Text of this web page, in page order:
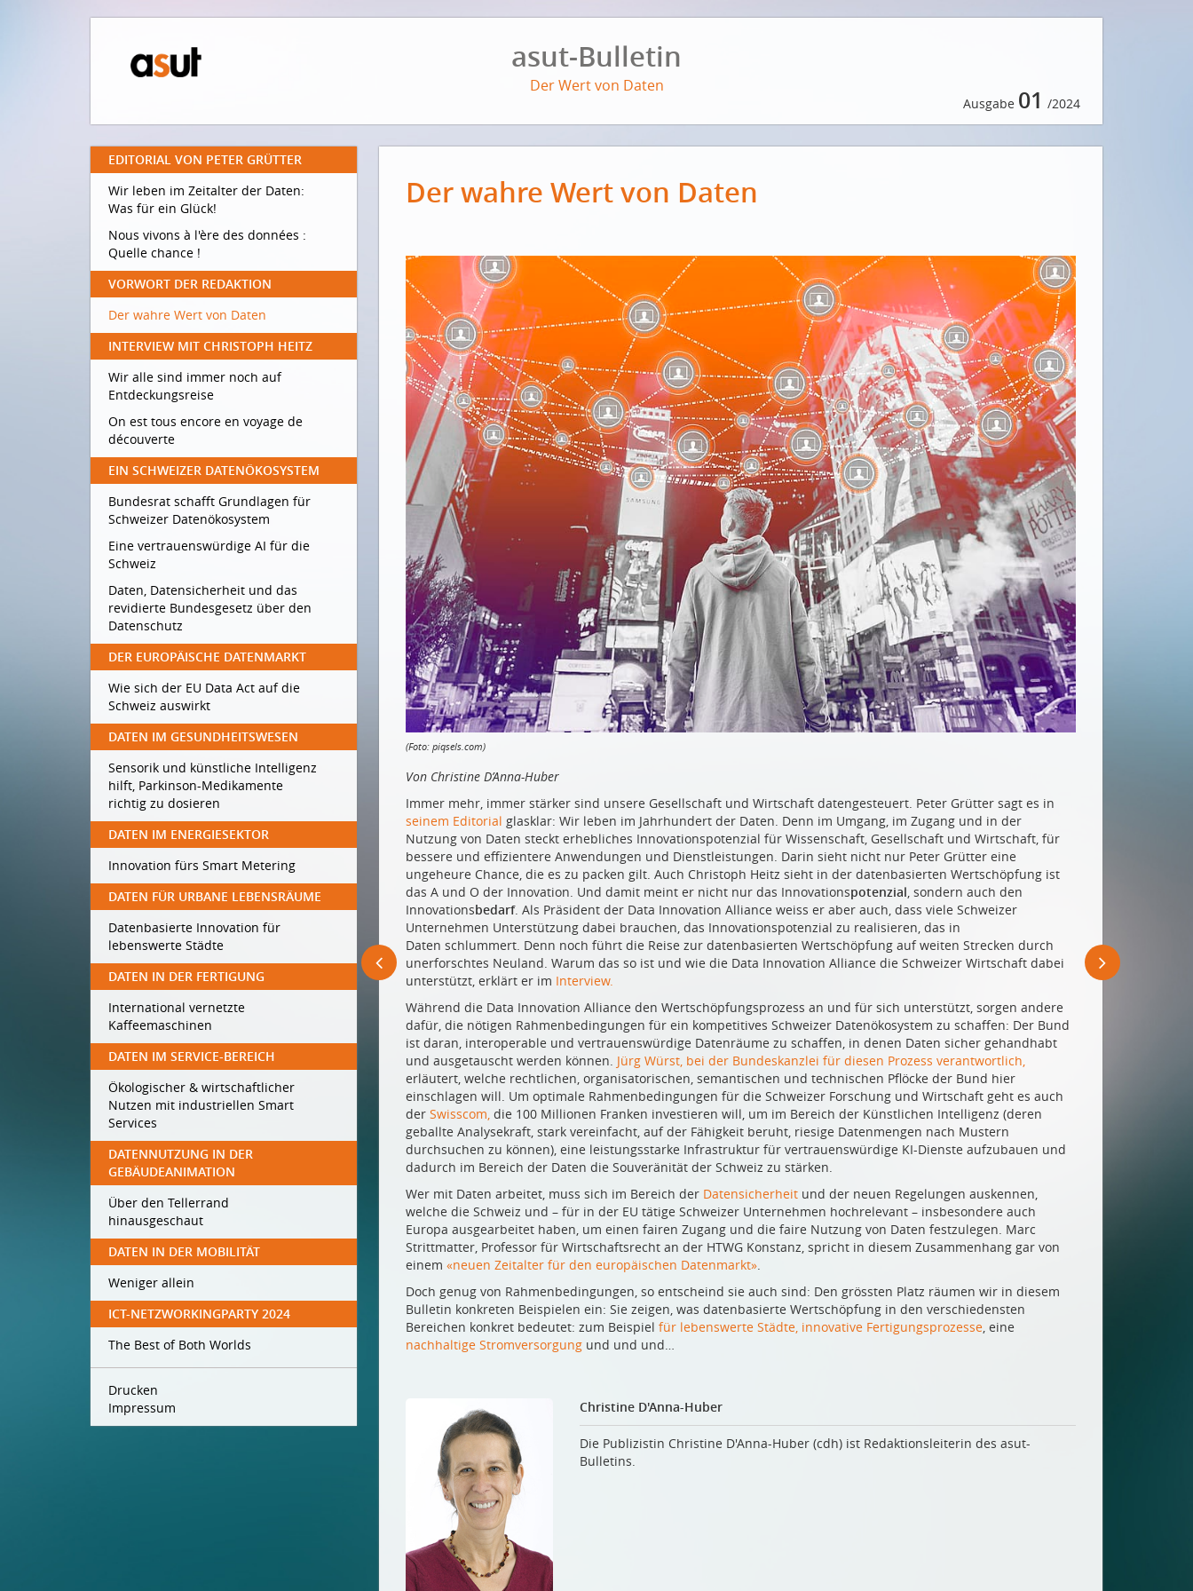
asut-Bulletin
Der Wert von Daten
Ausgabe 01 /2024
EDITORIAL VON PETER GRÜTTER
Wir leben im Zeitalter der Daten:
Was für ein Glück!
Nous vivons à l'ère des données :
Quelle chance !
VORWORT DER REDAKTION
Der wahre Wert von Daten
INTERVIEW MIT CHRISTOPH HEITZ
Wir alle sind immer noch auf
Entdeckungsreise
On est tous encore en voyage de
découverte
EIN SCHWEIZER DATENÖKOSYSTEM
Bundesrat schafft Grundlagen für
Schweizer Datenökosystem
Eine vertrauenswürdige AI für die
Schweiz
Daten, Datensicherheit und das
revidierte Bundesgesetz über den
Datenschutz
DER EUROPÄISCHE DATENMARKT
Wie sich der EU Data Act auf die
Schweiz auswirkt
DATEN IM GESUNDHEITSWESEN
Sensorik und künstliche Intelligenz
hilft, Parkinson-Medikamente
richtig zu dosieren
DATEN IM ENERGIESEKTOR
Innovation fürs Smart Metering
DATEN FÜR URBANE LEBENSRÄUME
Datenbasierte Innovation für
lebenswerte Städte
DATEN IN DER FERTIGUNG
International vernetzte
Kaffeemaschinen
DATEN IM SERVICE-BEREICH
Ökologischer & wirtschaftlicher
Nutzen mit industriellen Smart
Services
DATENNUTZUNG IN DER
GEBÄUDEANIMATION
Über den Tellerrand
hinausgeschaut
DATEN IN DER MOBILITÄT
Weniger allein
ICT-NETZWORKINGPARTY 2024
The Best of Both Worlds
Drucken
Impressum
Der wahre Wert von Daten
(Foto: piqsels.com)
Von Christine D’Anna-Huber
Immer mehr, immer stärker sind unsere Gesellschaft und Wirtschaft datengesteuert. Peter Grütter sagt es in
seinem Editorial glasklar: Wir leben im Jahrhundert der Daten. Denn im Umgang, im Zugang und in der
Nutzung von Daten steckt erhebliches Innovationspotenzial für Wissenschaft, Gesellschaft und Wirtschaft, für
bessere und effizientere Anwendungen und Dienstleistungen. Darin sieht nicht nur Peter Grütter eine
ungeheure Chance, die es zu packen gilt. Auch Christoph Heitz sieht in der datenbasierten Wertschöpfung ist
das A und O der Innovation. Und damit meint er nicht nur das Innovationspotenzial , sondern auch den
Innovationsbedarf. Als Präsident der Data Innovation Alliance weiss er aber auch, dass viele Schweizer
Unternehmen Unterstützung dabei brauchen, das Innovationspotenzial zu realisieren, das in
Daten schlummert. Denn noch führt die Reise zur datenbasierten Wertschöpfung auf weiten Strecken durch
unerforschtes Neuland. Warum das so ist und wie die Data Innovation Alliance die Schweizer Wirtschaft dabei
unterstützt, erklärt er im Interview.
Während die Data Innovation Alliance den Wertschöpfungsprozess an und für sich unterstützt, sorgen andere
dafür, die nötigen Rahmenbedingungen für ein kompetitives Schweizer Datenökosystem zu schaffen: Der Bund
ist daran, interoperable und vertrauenswürdige Datenräume zu schaffen, in denen Daten sicher gehandhabt
und ausgetauscht werden können. Jürg Würst, bei der Bundeskanzlei für diesen Prozess verantwortlich,
erläutert, welche rechtlichen, organisatorischen, semantischen und technischen Pflöcke der Bund hier
einschlagen will. Um optimale Rahmenbedingungen für die Schweizer Forschung und Wirtschaft geht es auch
der Swisscom, die 100 Millionen Franken investieren will, um im Bereich der Künstlichen Intelligenz (deren
geballte Analysekraft, stark vereinfacht, auf der Fähigkeit beruht, riesige Datenmengen nach Mustern
durchsuchen zu können), eine leistungsstarke Infrastruktur für vertrauenswürdige KI-Dienste aufzubauen und
dadurch im Bereich der Daten die Souveränität der Schweiz zu stärken.
Wer mit Daten arbeitet, muss sich im Bereich der Datensicherheit und der neuen Regelungen auskennen,
welche die Schweiz und – für in der EU tätige Schweizer Unternehmen hochrelevant – insbesondere auch
Europa ausgearbeitet haben, um einen fairen Zugang und die faire Nutzung von Daten festzulegen. Marc
Strittmatter, Professor für Wirtschaftsrecht an der HTWG Konstanz, spricht in diesem Zusammenhang gar von
einem «neuen Zeitalter für den europäischen Datenmarkt»
Doch genug von Rahmenbedingungen, so entscheind sie auch sind: Den grössten Platz räumen wir in diesem
Bulletin konkreten Beispielen ein: Sie zeigen, was datenbasierte Wertschöpfung in den verschiedensten
Bereichen konkret bedeutet: zum Beispiel für lebenswerte Städte, innovative Fertigungsprozesse , eine
nachhaltige Stromversorgung und und und…
Christine D'Anna-Huber
Die Publizistin Christine D'Anna-Huber (cdh) ist Redaktionsleiterin des asut-
Bulletins.